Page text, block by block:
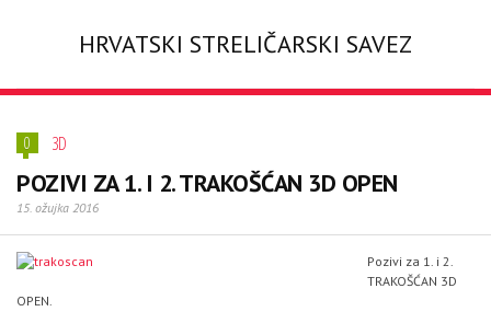
HRVATSKI STRELIČARSKI SAVEZ
0 3D
POZIVI ZA 1. I 2. TRAKOŠĆAN 3D OPEN
15. ožujka 2016
Pozivi za 1. i 2.
TRAKOŠĆAN 3D
OPEN.